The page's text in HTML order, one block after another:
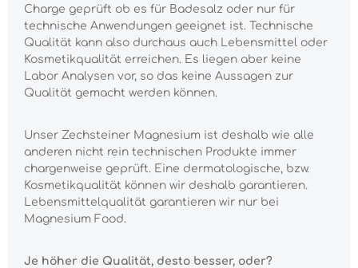
Charge geprüft ob es für Badesalz oder nur für
technische Anwendungen geeignet ist. Technische
Qualität kann also durchaus auch Lebensmittel oder
Kosmetikqualität erreichen. Es liegen aber keine
Labor Analysen vor, so das keine Aussagen zur
Qualität gemacht werden können.
Unser Zechsteiner Magnesium ist deshalb wie alle
anderen nicht rein technischen Produkte immer
chargenweise geprüft. Eine dermatologische, bzw.
Kosmetikqualität können wir deshalb garantieren.
Lebensmittelqualität garantieren wir nur bei
Magnesium Food.
Je höher die Qualität, desto besser, oder?